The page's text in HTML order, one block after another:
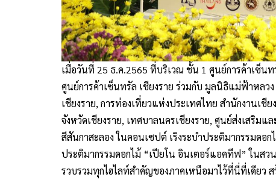
เมื่อวันที่ 25 ธ.ค.2565 ที่บริเวณ ชั้น 1 ศูนย์การค้าเซ็
ศูนย์การค้าเซ็นทรัล เชียงราย ร่วมกับ มูลนิธิแม่ฟ้าหล
เชียงราย, การท่องเที่ยวแห่งประเทศไทย สำนักงานเชี
จังหวัดเชียงราย, เทศบาลนครเชียงราย, ศูนย์ส่งเสริม
สีสันกาสะลอง ในคอนเซปต์ เริงระบำประติมากรรมดอ
ประติมากรรมดอกไม้ “เปียโน อินเตอร์แอคทีฟ” ในส
รวบรวมทุกไฮไลท์สำคัญของภาคเหนือมาไว้ที่นี่ที่เดียว